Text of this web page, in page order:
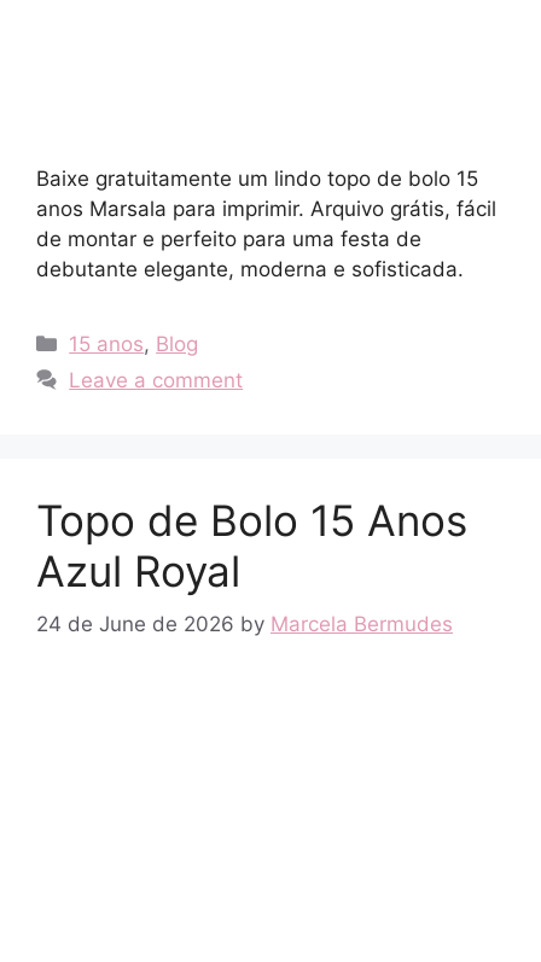
Baixe gratuitamente um lindo topo de bolo 15
anos Marsala para imprimir. Arquivo grátis, fácil
de montar e perfeito para uma festa de
debutante elegante, moderna e sofisticada.
Categories
15 anos, Blog
Leave a comment
Topo de Bolo 15 Anos
Azul Royal
24 de June de 2026 by Marcela Bermudes